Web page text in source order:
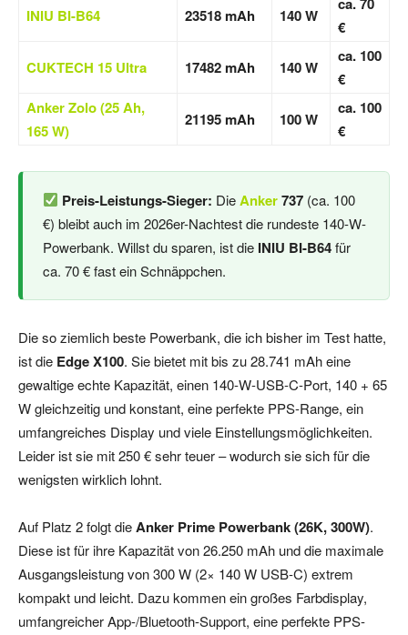
INIU BI-B64
23518 mAh 140 W
€
CUKTECH 15 Ultra
17482 mAh 140 W
ca. 100
€
Anker Zolo (25 Ah,
165 W)
21195 mAh 100 W
ca. 100
€
Preis-Leistungs-Sieger: DieAnker737 (ca. 100
€) bleibt auch im 2026er-Nachtest die rundeste 140-W-
Powerbank. Willst du sparen, ist die INIU BI-B64für
ca. 70 € fast ein Schnäppchen.
Die so ziemlich beste Powerbank, die ich bisher im Test hatte,
ist die Edge X100. Sie bietet mit bis zu 28.741 mAh eine
gewaltige echte Kapazität, einen 140-W-USB-C-Port, 140 + 65
W gleichzeitig und konstant, eine perfekte PPS-Range, ein
umfangreiches Display und viele Einstellungsmöglichkeiten.
Leider ist sie mit 250 € sehr teuer – wodurch sie sich für die
wenigsten wirklich lohnt.
Auf Platz 2 folgt dieAnker Prime Powerbank (26K, 300W).
Diese ist für ihre Kapazität von 26.250 mAh und die maximale
Ausgangsleistung von 300 W (2× 140 W USB-C) extrem
kompakt und leicht. Dazu kommen ein großes Farbdisplay,
umfangreicher App-/Bluetooth-Support, eine perfekte PPS-